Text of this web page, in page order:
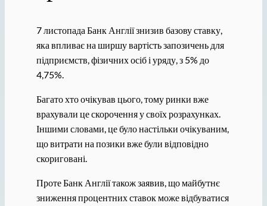
7 листопада Банк Англії знизив базову ставку,
яка впливає на ширшу вартість запозичень для
підприємств, фізичних осіб і уряду, з 5% до
4,75%.
Багато хто очікував цього, тому ринки вже
врахували це скорочення у своїх розрахунках.
Іншими словами, це було настільки очікуваним,
що витрати на позики вже були відповідно
скориговані.
Проте Банк Англії також заявив, що майбутнє
зниження процентних ставок може відбуватися